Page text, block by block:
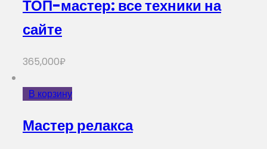
ТОП-мастер: все техники на
сайте
365,000₽
В корзину
Мастер релакса